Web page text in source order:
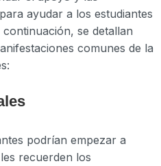
ayudar a los estudiantes
se detallan
comunes de la
podrían empezar a
recuerden los